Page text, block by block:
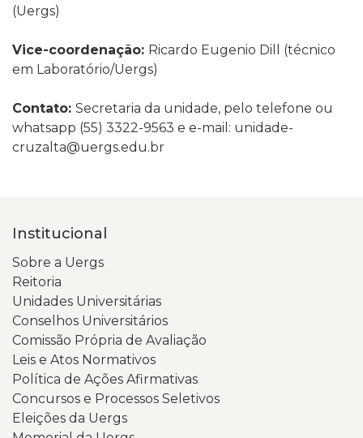
(Uergs)
Vice-coordenação: Ricardo Eugenio Dill (técnico
em Laboratório/Uergs)
Contato: Secretaria da unidade, pelo telefone ou
whatsapp (55) 3322-9563 e e-mail: unidade-
cruzalta@uergs.edu.br
Institucional
Sobre a Uergs
Reitoria
Unidades Universitárias
Conselhos Universitários
Comissão Própria de Avaliação
Leis e Atos Normativos
Política de Ações Afirmativas
Concursos e Processos Seletivos
Eleições da Uergs